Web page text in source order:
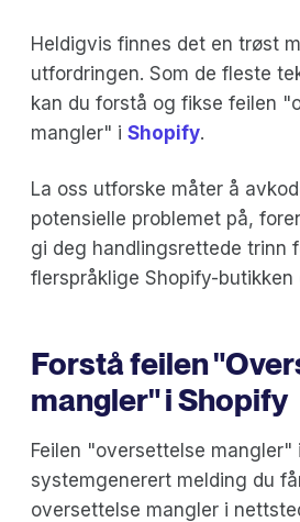
Heldigvis finnes det en trøst
utfordringen. Som de fleste
kan du forstå og fikse feilen
mangler" i Shopify.
La oss utforske måter å
potensielle problemet på,
gi deg handlingsrettede trinn
flerspråklige Shopify-butikken
Forstå feilen
mangler" i Shopify
Feilen "oversettelse mangler"
systemgenerert melding du
oversettelse mangler i